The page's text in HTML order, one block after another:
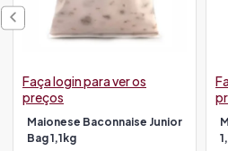
Maionese Baconnaise Junior
Bag 1,1kg
Faça login para ver os
preços